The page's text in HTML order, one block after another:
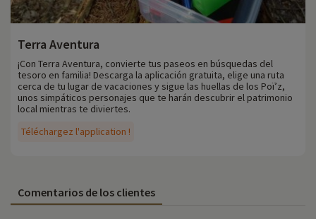
Terra Aventura
Téléchargez l'application !
¡Con Terra Aventura, convierte tus paseos en búsquedas del
tesoro en familia! Descarga la aplicación gratuita, elige una ruta
cerca de tu lugar de vacaciones y sigue las huellas de los Poï’z,
unos simpáticos personajes que te harán descubrir el patrimonio
local mientras te diviertes.
Comentarios de los clientes